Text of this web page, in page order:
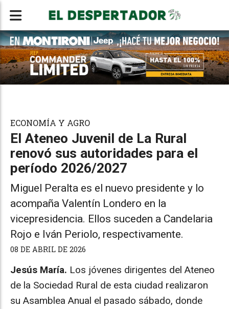
El Ateneo Juvenil de La Rural
renovó sus autoridades para el
período 2026/2027
Miguel Peralta es el nuevo presidente y lo
acompaña Valentín Londero en la
vicepresidencia. Ellos suceden a Candelaria
Rojo e Iván Periolo, respectivamente.
ECONOMÍA Y AGRO
08 DE ABRIL DE 2026
Jesús María. Los jóvenes dirigentes del Ateneo
de la Sociedad Rural de esta ciudad realizaron
su Asamblea Anual el pasado sábado, donde